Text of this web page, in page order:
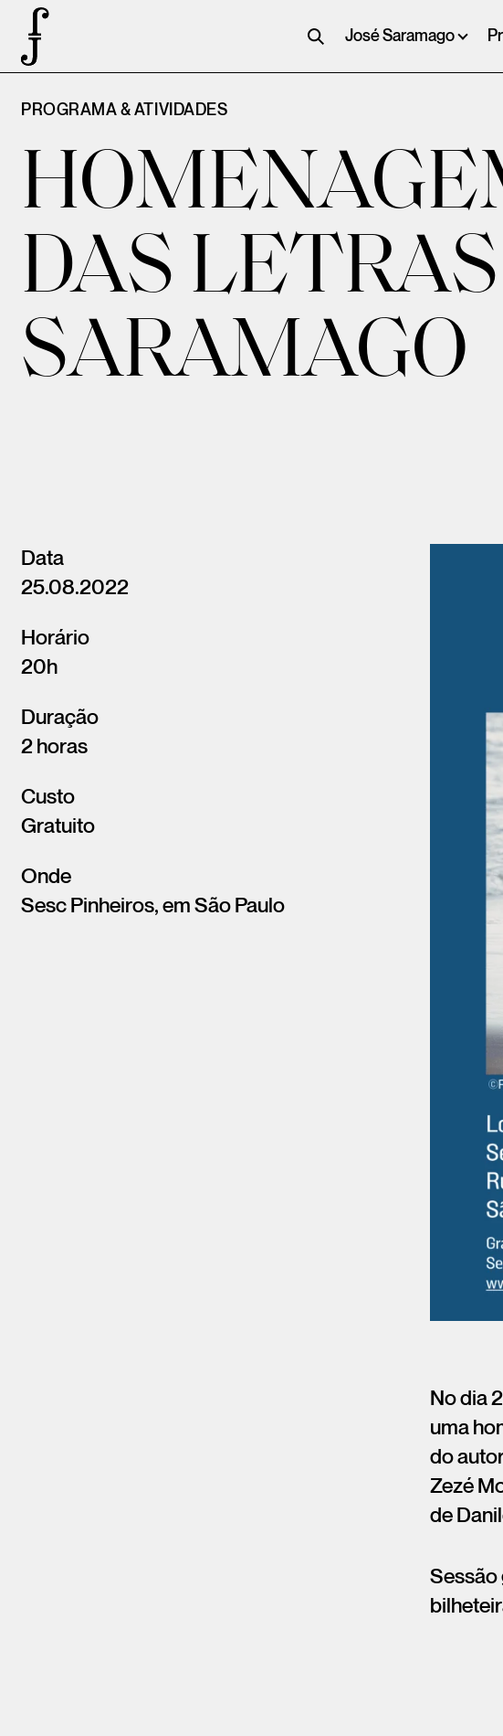
José Saramago
PROGRAMA & ATIVIDADES
DAS
SARAMAGO
Data
25.08.2022
Horário
20h
Duração
2 horas
Custo
Gratuito
Onde
Sesc Pinheiros, em São Paulo
No dia
uma
do
Zezé
de
Sessão